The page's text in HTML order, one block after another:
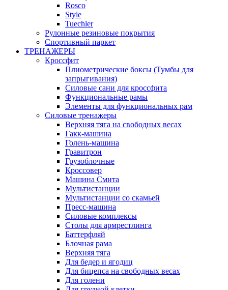
Rosco
Style
Tuechler
Рулонные резиновые покрытия
Спортивный паркет
ТРЕНАЖЕРЫ
Кроссфит
Плиометрические боксы (Тумбы для
запрыгивания)
Силовые сани для кроссфита
Функциональные рамы
Элементы для функциональных рам
Силовые тренажеры
Верхняя тяга на свободных весах
Гакк-машина
Голень-машина
Гравитрон
Грузоблочные
Кроссовер
Машина Смита
Мультистанции
Мультистанции со скамьей
Пресс-машина
Силовые комплексы
Столы для армрестлинга
Баттерфляй
Блочная рама
Верхняя тяга
Для бедер и ягодиц
Для бицепса на свободных весах
Для голени